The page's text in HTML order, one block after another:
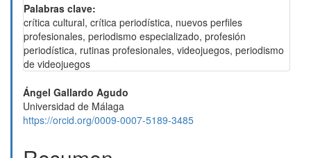
Palabras clave:
crítica cultural, crítica periodística, nuevos perfiles
profesionales, periodismo especializado, profesión
periodística, rutinas profesionales, videojuegos, periodismo
de videojuegos
Contenido
principal
Ángel Gallardo Agudo
Universidad de Málaga
https://orcid.org/0009-0007-5189-3485